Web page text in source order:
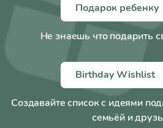
Подарок ребенку
Не знаешь что подарить
Birthday Wishlist
Создавайте список с идеями
семьёй и